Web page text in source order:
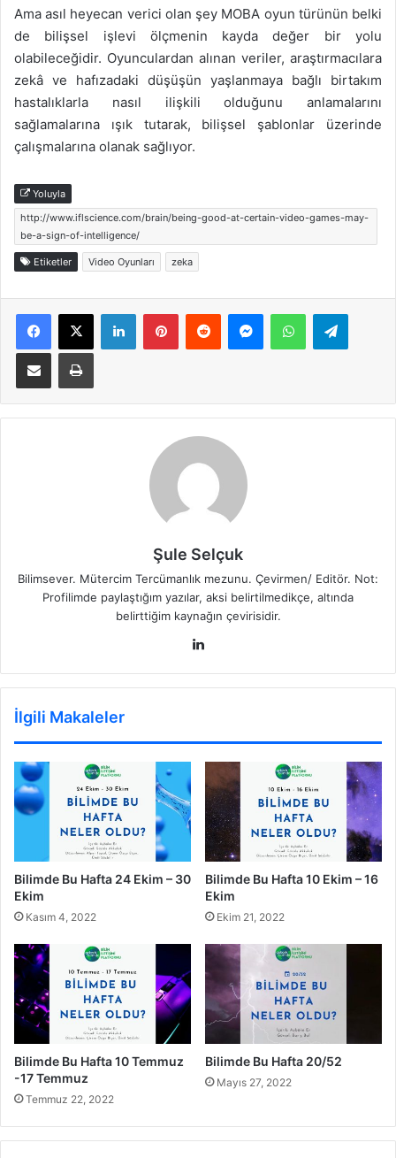
Ama asıl heyecan verici olan şey MOBA oyun türünün belki
de bilişsel işlevi ölçmenin kayda değer bir yolu
olabileceğidir. Oyunculardan alınan veriler, araştırmacılara
zekâ ve hafızadaki düşüşün yaşlanmaya bağlı birtakım
hastalıklarla nasıl ilişkili olduğunu anlamalarını
sağlamalarına ışık tutarak, bilişsel şablonlar üzerinde
çalışmalarına olanak sağlıyor.
Yoluyla
http://www.iflscience.com/brain/being-good-at-certain-video-games-may-
be-a-sign-of-intelligence/
Etiketler Video Oyunları zeka
Facebook
X LinkedInPinterestReddit MessengerWhatsApp
E-Posta ile paylaş Yazdır
Şule Selçuk
Bilimsever. Mütercim Tercümanlık mezunu. Çevirmen/ Editör. Not:
Profilimde paylaştığım yazılar, aksi belirtilmedikçe, altında
belirttiğim kaynağın çevirisidir.
İlgili Makaleler
Bilimde Bu Hafta 24 Ekim – 30
Ekim
Kasım 4, 2022
Bilimde Bu Hafta 10 Ekim – 16
Ekim
Ekim 21, 2022
Bilimde Bu Hafta 10 Temmuz
-17 Temmuz
Temmuz 22, 2022
Bilimde Bu Hafta 20/52
Mayıs 27, 2022